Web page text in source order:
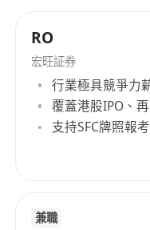
RO
宏旺証券
行業極具競爭力
覆蓋港股IPO、
支持SFC牌照報
兼職